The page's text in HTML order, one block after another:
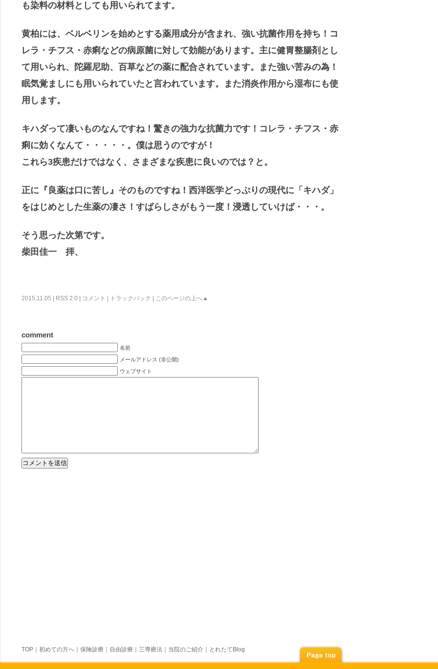
も染料の材料としても用いられてます。
黄柏には、ベルベリンを始めとする薬用成分が含まれ、強い抗菌作用を持ち！コ
レラ・チフス・赤痢などの病原菌に対して効能があります。主に健胃整腸剤とし
て用いられ、陀羅尼助、百草などの薬に配合されています。また強い苦みの為！
眠気覚ましにも用いられていたと言われています。また消炎作用から湿布にも使
用します。
キハダって凄いものなんですね！驚きの強力な抗菌力です！コレラ・チフス・赤
痢に効くなんて・・・・・。僕は思うのですが！
これら3疾患だけではなく、さまざまな疾患に良いのでは？と。
正に『良薬は口に苦し』そのものですね！ 西洋医学どっぷりの現代に「キハダ」
をはじめとした生薬の凄さ！すばらしさがもう一度！浸透していけば・・・。
そう思った次第です。
柴田佳一 拝、
2015.11.05 | RSS 2.0 コメント トラックバック このページの上へ▲
comment
名前
メールアドレス (非公開)
ウェブサイト
TOP 初めての方へ 保険診療 自由診療 三導療法 当院のご紹介 とれたてBlog